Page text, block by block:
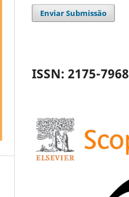
Enviar Submissão
ISSN: 2175-7968